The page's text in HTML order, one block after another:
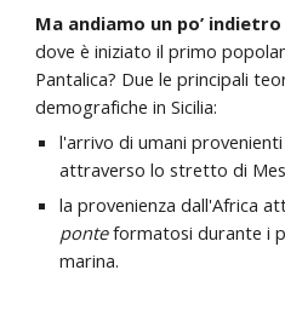
Ma andiamo un po’
dove è iniziato il primo
Pantalica? Due le principali
demografiche in Sicilia:
l'arrivo di umani
attraverso lo stretto di
la provenienza dall'Africa
ponteformatosi durante i
marina.